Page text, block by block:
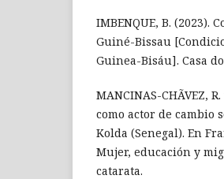
IMBENQUE, B.
Guiné-Bissau
Guinea-Bisáu]. Casa
MANCINAS-CHÃVEZ,
como actor de cambio
Kolda (Senegal). En
Mujer, educación y
catarata.